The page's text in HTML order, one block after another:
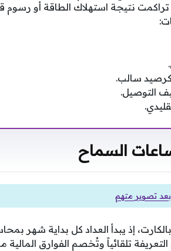
نتيجة استهلاك الطاقة أو رسوم
سالب.
التوصيل.
السماح
بعد تصوير متهم
إذ يبدأ العداد كل بداية شهر
تلقائياً وتُخصم الفوارق المالية